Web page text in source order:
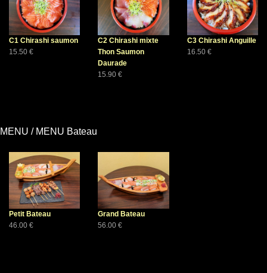
C1 Chirashi saumon
15.50 €
C2 Chirashi mixte
Thon Saumon
Daurade
15.90 €
C3 Chirashi Anguille
16.50 €
MENU / MENU Bateau
Petit Bateau
46.00 €
Grand Bateau
56.00 €